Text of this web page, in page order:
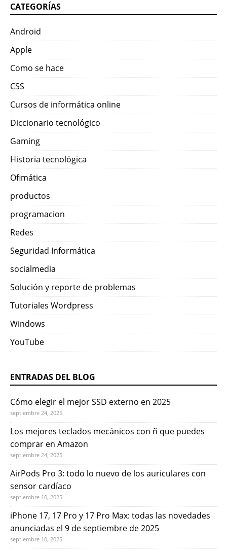
CATEGORÍAS
Android
Apple
Como se hace
CSS
Cursos de informática online
Diccionario tecnológico
Gaming
Historia tecnológica
Ofimática
productos
programacion
Redes
Seguridad Informática
socialmedia
Solución y reporte de problemas
Tutoriales Wordpress
Windows
YouTube
ENTRADAS DEL BLOG
Cómo elegir el mejor SSD externo en 2025
septiembre 24, 2025
Los mejores teclados mecánicos con ñ que puedes
comprar en Amazon
septiembre 24, 2025
AirPods Pro 3: todo lo nuevo de los auriculares con
sensor cardíaco
septiembre 10, 2025
iPhone 17, 17 Pro y 17 Pro Max: todas las novedades
anunciadas el 9 de septiembre de 2025
septiembre 10, 2025